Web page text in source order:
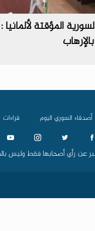
المؤقتة لألمانيا
أصدقاء السوري اليوم قراءات
عن رأي أصحابها فقط وليس